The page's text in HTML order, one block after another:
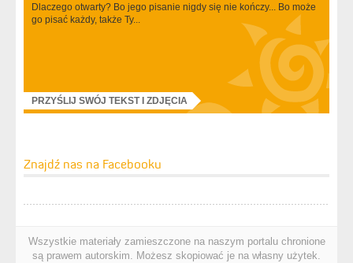
Dlaczego otwarty? Bo jego pisanie nigdy się nie kończy... Bo może
go pisać każdy, także Ty...
PRZYŚLIJ SWÓJ TEKST I ZDJĘCIA
Znajdź nas na Facebooku
Wszystkie materiały zamieszczone na naszym portalu chronione
są prawem autorskim. Możesz skopiować je na własny użytek.